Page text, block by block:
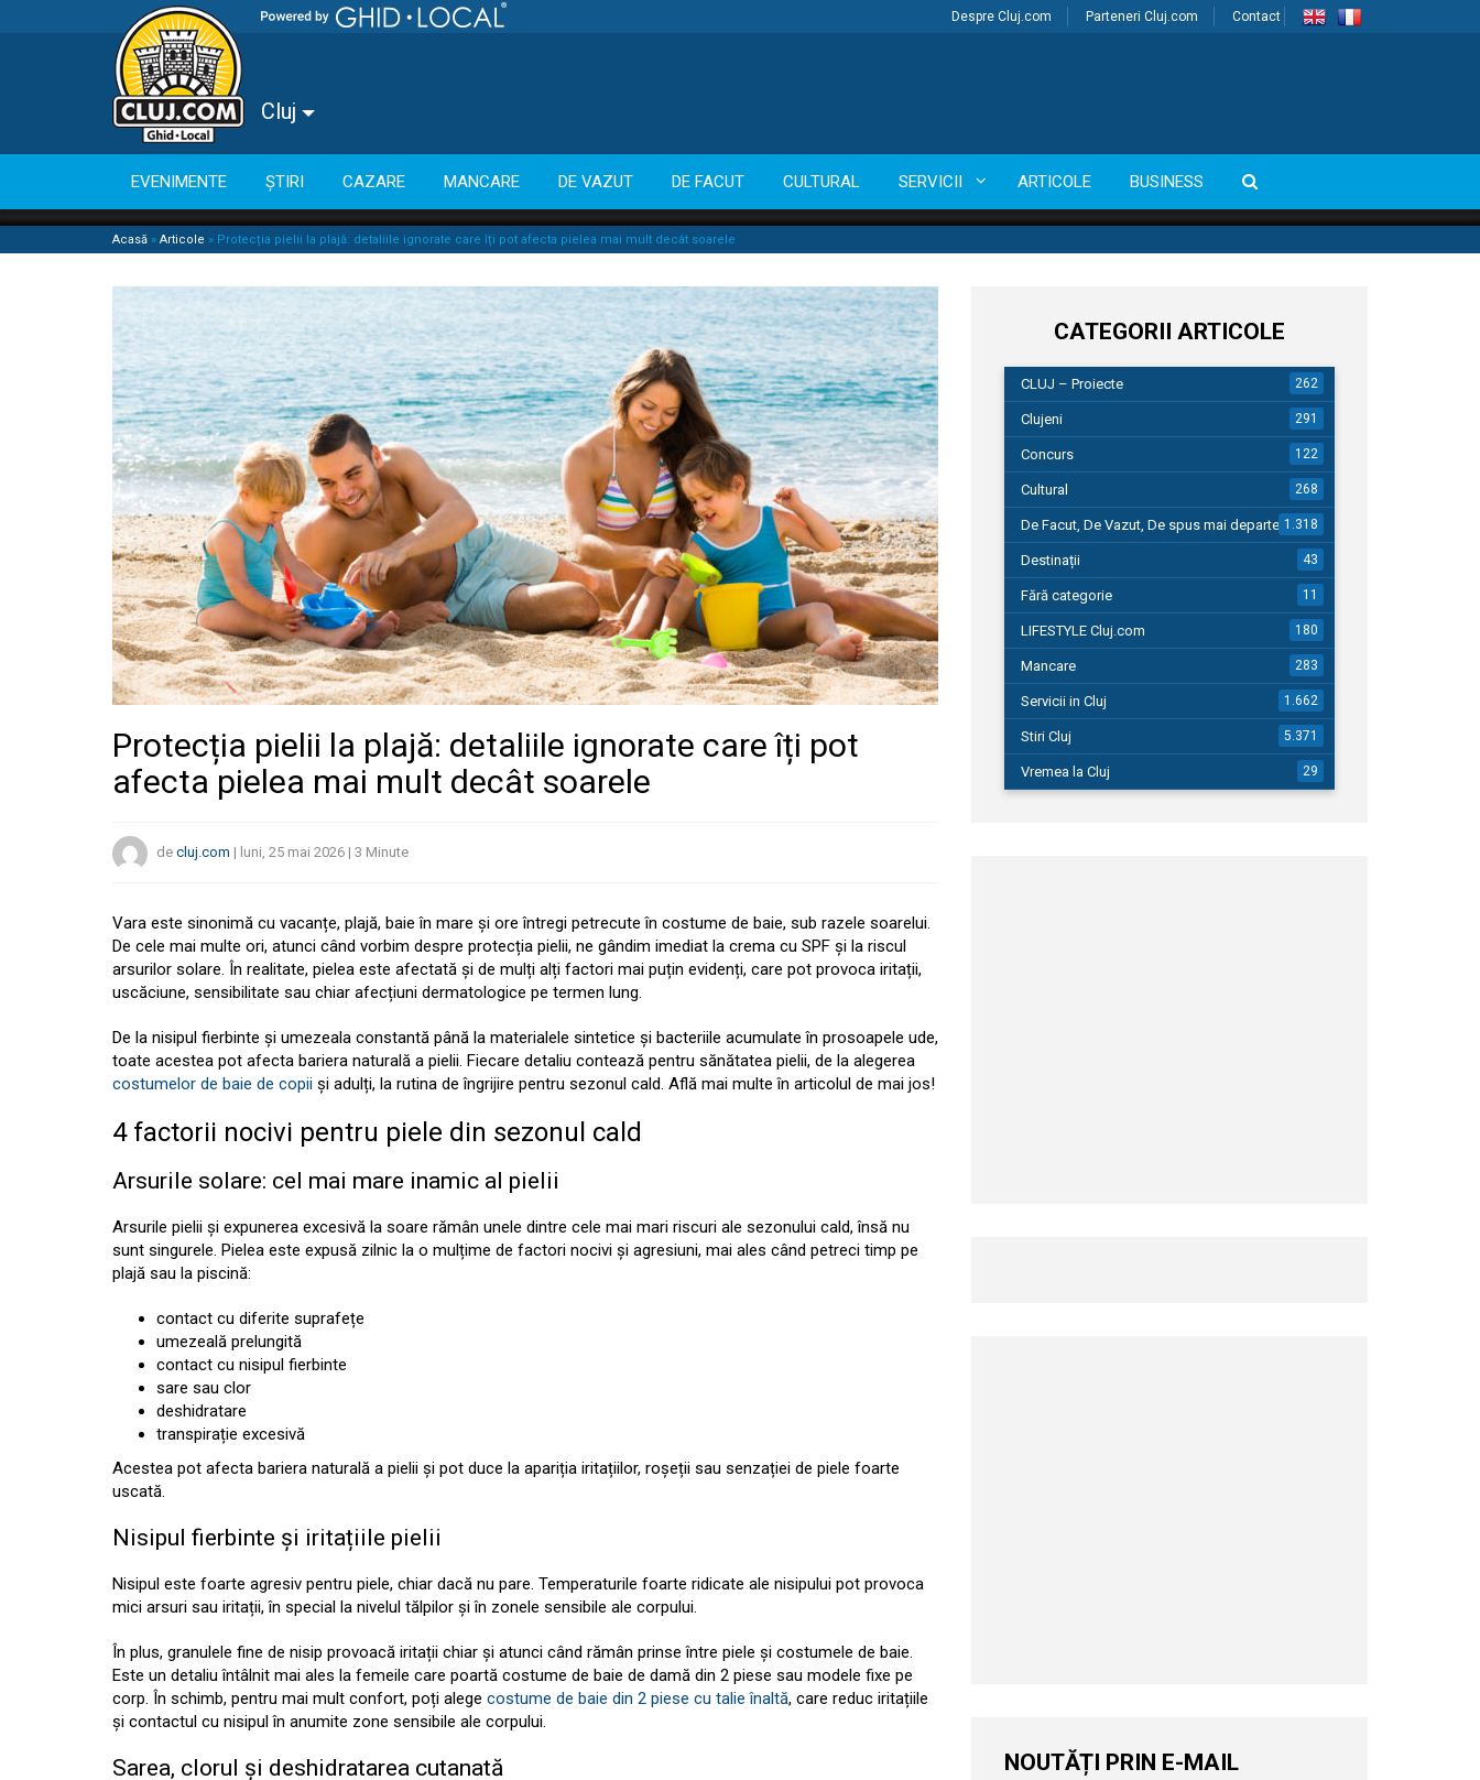
Despre Cluj.com Parteneri Cluj.com Contact
Cluj
EVENIMENTE ȘTIRI CAZARE MANCARE DE VAZUT DE FACUT CULTURAL SERVICII ARTICOLE BUSINESS
Acasă » Articole » Protecția pielii la plajă: detaliile ignorate care îți pot afecta pielea mai mult decât soarele
Protecția pielii la plajă: detaliile ignorate care îți pot
afecta pielea mai mult decât soarele
de cluj.com | luni, 25 mai 2026 | 3 Minute
Vara este sinonimă cu vacanțe, plajă, baie în mare și ore întregi petrecute în costume de baie, sub razele soarelui.
De cele mai multe ori, atunci când vorbim despre protecția pielii, ne gândim imediat la crema cu SPF și la riscul
arsurilor solare. În realitate, pielea este afectată și de mulți alți factori mai puțin evidenți, care pot provoca iritații,
uscăciune, sensibilitate sau chiar afecțiuni dermatologice pe termen lung.
De la nisipul fierbinte și umezeala constantă până la materialele sintetice și bacteriile acumulate în prosoapele ude,
toate acestea pot afecta bariera naturală a pielii. Fiecare detaliu contează pentru sănătatea pielii, de la alegerea
costumelor de baie de copii și adulți, la rutina de îngrijire pentru sezonul cald. Află mai multe în articolul de mai jos!
4 factorii nocivi pentru piele din sezonul cald
Arsurile solare: cel mai mare inamic al pielii
Arsurile pielii și expunerea excesivă la soare rămân unele dintre cele mai mari riscuri ale sezonului cald, însă nu
sunt singurele. Pielea este expusă zilnic la o mulțime de factori nocivi și agresiuni, mai ales când petreci timp pe
plajă sau la piscină:
contact cu diferite suprafețe
umezeală prelungită
contact cu nisipul fierbinte
sare sau clor
deshidratare
transpirație excesivă
Acestea pot afecta bariera naturală a pielii și pot duce la apariția iritațiilor, roșeții sau senzației de piele foarte
uscată.
Nisipul fierbinte și iritațiile pielii
Nisipul este foarte agresiv pentru piele, chiar dacă nu pare. Temperaturile foarte ridicate ale nisipului pot provoca
mici arsuri sau iritații, în special la nivelul tălpilor și în zonele sensibile ale corpului.
În plus, granulele fine de nisip provoacă iritații chiar și atunci când rămân prinse între piele și costumele de baie.
Este un detaliu întâlnit mai ales la femeile care poartă costume de baie de damă din 2 piese sau modele fixe pe
corp. În schimb, pentru mai mult confort, poți alege costume de baie din 2 piese cu talie înaltă, care reduc iritațiile
și contactul cu nisipul în anumite zone sensibile ale corpului.
Sarea, clorul și deshidratarea cutanată
CATEGORII ARTICOLE
CLUJ – Proiecte 262
Clujeni 291
Concurs 122
Cultural 268
De Facut, De Vazut, De spus mai departe…1.318
Destinații 43
Fără categorie 11
LIFESTYLE Cluj.com 180
Mancare 283
Servicii in Cluj 1.662
Stiri Cluj 5.371
Vremea la Cluj 29
NOUTĂȚI PRIN E-MAIL